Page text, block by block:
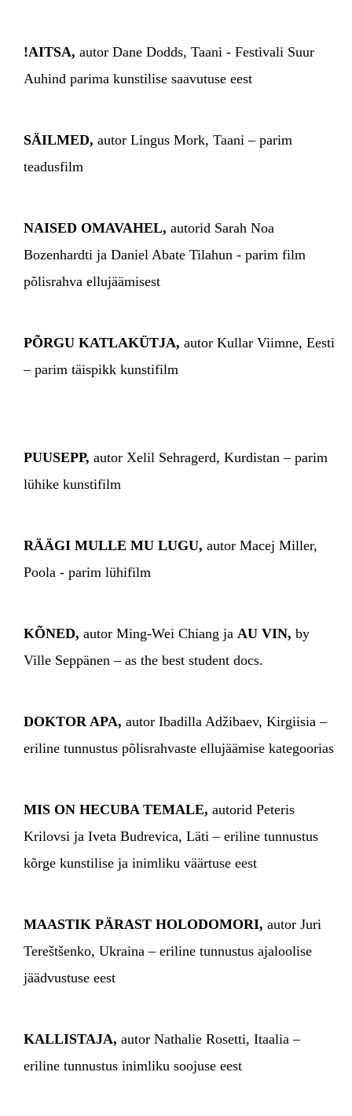
!AITSA, autor Dane Dodds, Taani - Festivali Suur
Auhind parima kunstilise saavutuse eest
SÄILMED, autor Lingus Mork, Taani – parim
teadusfilm
NAISED OMAVAHEL, autorid Sarah Noa
Bozenhardti ja Daniel Abate Tilahun - parim film
põlisrahva ellujäämisest
PÕRGU KATLAKÜTJA, autor Kullar Viimne, Eesti
– parim täispikk kunstifilm
PUUSEPP, autor Xelil Sehragerd, Kurdistan – parim
lühike kunstifilm
RÄÄGI MULLE MU LUGU, autor Macej Miller,
Poola - parim lühifilm
KÕNED, autor Ming-Wei Chiang ja AU VIN, by
Ville Seppänen – as the best student docs.
DOKTOR APA, autor Ibadilla Adžibaev, Kirgiisia –
eriline tunnustus põlisrahvaste ellujäämise kategoorias
MIS ON HECUBA TEMALE, autorid Peteris
Krilovsi ja Iveta Budrevica, Läti – eriline tunnustus
kõrge kunstilise ja inimliku väärtuse eest
MAASTIK PÄRAST HOLODOMORI, autor Juri
Tereštšenko, Ukraina – eriline tunnustus ajaloolise
jäädvustuse eest
KALLISTAJA, autor Nathalie Rosetti, Itaalia –
eriline tunnustus inimliku soojuse eest